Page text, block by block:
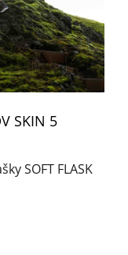
SKIN 5
SOFT FLASK